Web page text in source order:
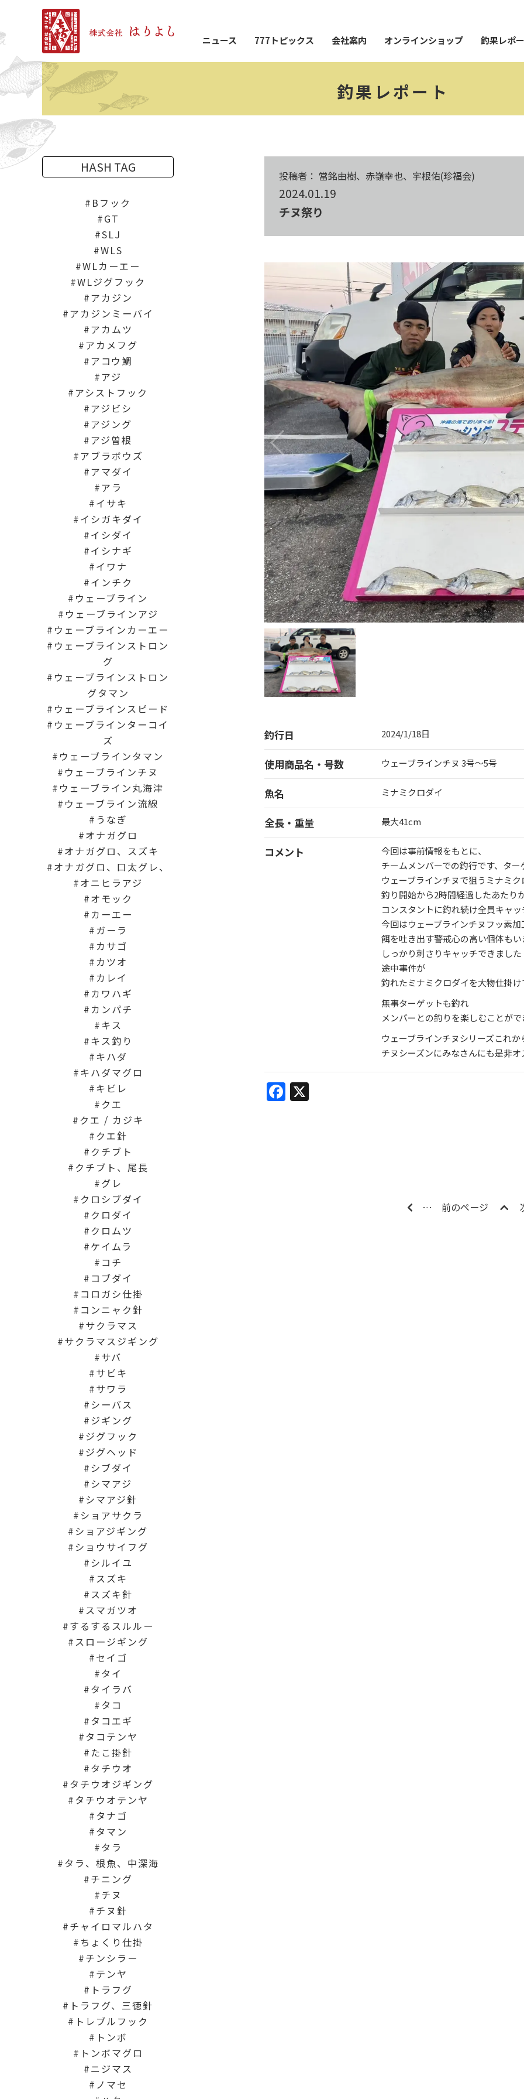
ニュース 777トピックス 会社案内 オンラインショップ 釣果レポ
釣果レポート
投稿者： 當銘由樹、赤嶺幸也、宇根佑(珍福会)
2024.01.19
チヌ祭り
釣行日 2024/1/18日
使用商品名・号数 ウェーブラインチヌ 3号〜5号
魚名 ミナミクロダイ
全長・重量 最大41cm
コメント
今回は事前情報をもとに、
チームメンバーでの釣行です、ター
ウェーブラインチヌで狙うミナミ
釣り開始から2時間経過したあたり
コンスタントに釣れ続け全員キャ
今回はウェーブラインチヌフッ素
餌を吐き出す警戒心の高い個体も
しっかり刺さりキャッチできました
途中事件が
釣れたミナミクロダイを大物仕掛
無事ターゲットも釣れ
メンバーとの釣りを楽しむことがで
ウェーブラインチヌシリーズこれか
チヌシーズンにみなさんにも是非
Facebook
… 前のページ
HASH TAG
Bフック
GT
SLJ
WLS
WLカーエー
WLジグフック
アカジン
アカジンミーバイ
アカムツ
アカメフグ
アコウ鯛
アジ
アシストフック
アジビシ
アジング
アジ曽根
アブラボウズ
アマダイ
アラ
イサキ
イシガキダイ
イシダイ
イシナギ
イワナ
インチク
ウェーブライン
ウェーブラインアジ
ウェーブラインカーエー
ウェーブラインストロン
グ
ウェーブラインストロン
グタマン
ウェーブラインスピード
ウェーブラインターコイ
ズ
ウェーブラインタマン
ウェーブラインチヌ
ウェーブライン丸海津
ウェーブライン流線
うなぎ
オナガグロ
オナガグロ、スズキ
オナガグロ、口太グレ、
オニヒラアジ
オモック
カーエー
ガーラ
カサゴ
カツオ
カレイ
カワハギ
カンパチ
キス
キス釣り
キハダ
キハダマグロ
キビレ
クエ
クエ / カジキ
クエ針
クチブト
クチブト、尾長
グレ
クロシブダイ
クロダイ
クロムツ
ケイムラ
コチ
コブダイ
コロガシ仕掛
コンニャク針
サクラマス
サクラマスジギング
サバ
サビキ
サワラ
シーバス
ジギング
ジグフック
ジグヘッド
シブダイ
シマアジ
シマアジ針
ショアサクラ
ショアジギング
ショウサイフグ
シルイユ
スズキ
スズキ針
スマガツオ
するするスルルー
スロージギング
セイゴ
タイ
タイラバ
タコ
タコエギ
タコテンヤ
たこ掛針
タチウオ
タチウオジギング
タチウオテンヤ
タナゴ
タマン
タラ
タラ、根魚、中深海
チニング
チヌ
チヌ針
チャイロマルハタ
ちょくり仕掛
チンシラー
テンヤ
トラフグ
トラフグ、三徳針
トレブルフック
トンボ
トンボマグロ
ニジマス
ノマセ